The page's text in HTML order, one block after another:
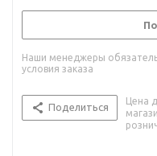
Наши менеджеры
условия заказа
Поделиться
Цена